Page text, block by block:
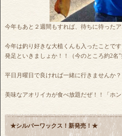
今年もあと２週間もすれば、待ちに待った
今年は釣り好きな大植くんも入ったことで
発足といきましょか！！（今のところ約2名"
平日月曜日で良ければ一緒に行きませんか？
美味なアオリイカが食べ放題だぜ！！「ホン
★シルバーワックス！新発売！★